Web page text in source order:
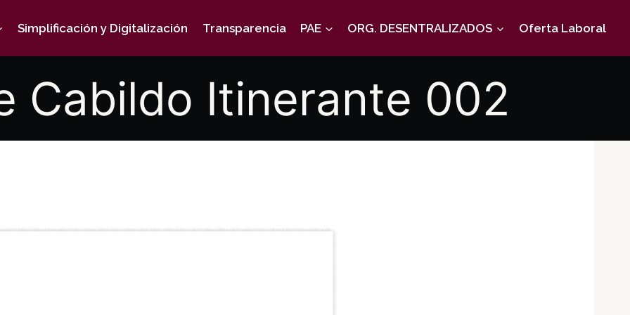
Simplificación y Digitalización Transparencia PAE ORG. DESENTRALIZADOS Oferta Laboral
Cabildo Itinerante 002